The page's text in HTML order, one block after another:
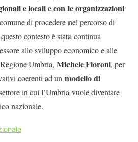
e locali e con le organizzazioni
di procedere nel percorso di
contesto è stata continua
allo sviluppo economico e alle
Umbria, Michele Fioroni, per
coerenti ad un modello di
in cui l’Umbria vuole diventare
nazionale.